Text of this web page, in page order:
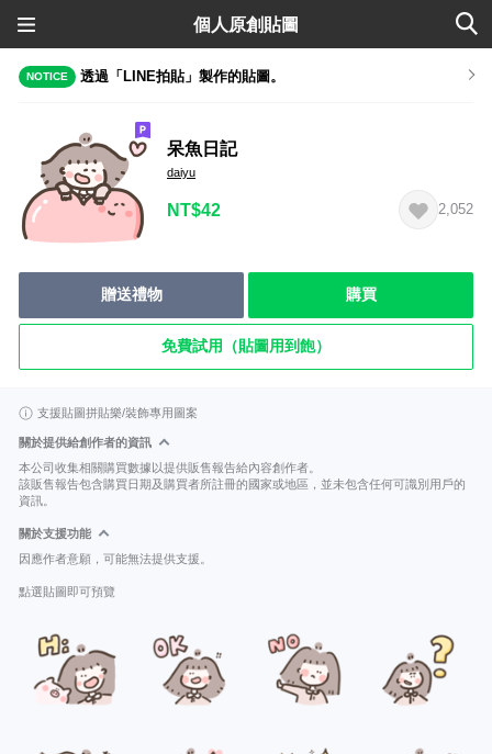
個人原創貼圖
NOTICE 透過「LINE拍貼」製作的貼圖。
呆魚日記
daiyu
NT$42 2,052
贈送禮物 購買
免費試用（貼圖用到飽）
支援貼圖拼貼樂/裝飾專用圖案
關於提供給創作者的資訊
本公司收集相關購買數據以提供販售報告給內容創作者。
該販售報告包含購買日期及購買者所註冊的國家或地區，並未包含任何可識別用戶的
資訊。
關於支援功能
因應作者意願，可能無法提供支援。
點選貼圖即可預覽